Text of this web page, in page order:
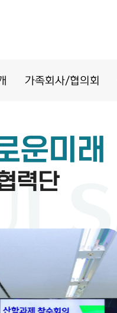
가족회사/협의회
운미래
력단